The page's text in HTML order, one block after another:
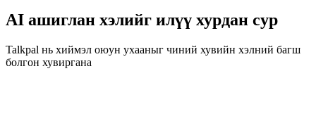
AI ашиглан хэлийг илүү хурдан сур
Talkpal нь хиймэл оюун ухааныг чиний хувийн хэлний багш
болгон хувиргана